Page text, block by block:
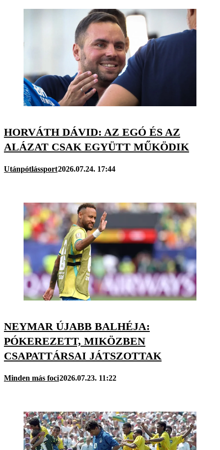
HORVÁTH DÁVID: AZ EGÓ ÉS AZ
ALÁZAT CSAK EGYÜTT MŰKÖDIK
Utánpótlássport2026.07.24. 17:44
NEYMAR ÚJABB BALHÉJA:
PÓKEREZETT, MIKÖZBEN
CSAPATTÁRSAI JÁTSZOTTAK
Minden más foci2026.07.23. 11:22